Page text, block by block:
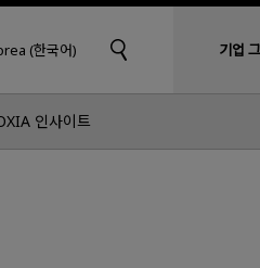
(한국어) 기업
인사이트